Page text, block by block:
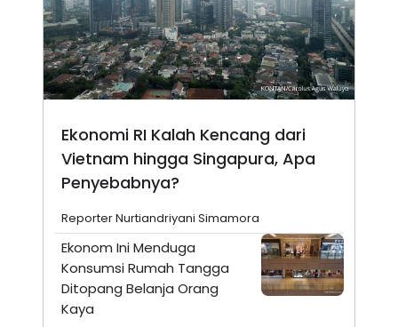
Ekonomi RI Kalah Kencang dari
Vietnam hingga Singapura, Apa
Penyebabnya?
Reporter Nurtiandriyani Simamora
Ekonom Ini Menduga
Konsumsi Rumah Tangga
Ditopang Belanja Orang
Kaya